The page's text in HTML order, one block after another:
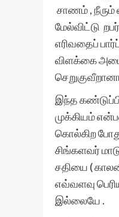
சாணம் , நீரும்
மேல்விட்டு
எரிவதைப்
விளக்கை
இந்த​
முக்கியம்
கொல்கிற​
சிங்களவர்
சதியை (
எவ்வளவு
இல்லையே .